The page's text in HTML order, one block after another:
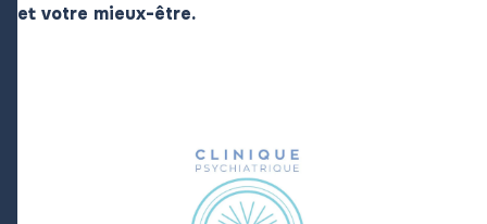
et votre mieux-être.